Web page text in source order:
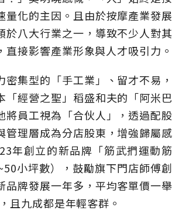
量化的主因。且由於按摩產業發展
於八大行業之一，導致不少人對其
直接影響產業形象與人才吸引力。
密集型的「手工業」、留才不易，
「經營之聖」稻盛和夫的「阿米巴
將員工視為「合伙人」，透過配股
管理層成為分店股東，增強歸屬感
年創立的新品牌「筋武捫運動筋
小坪數），鼓勵旗下門店師傅創
品牌發展一年多，平均客單價一舉
且九成都是年輕客群。